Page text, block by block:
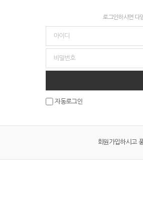
로그인하시면 다
자동로그인
회원가입하시고